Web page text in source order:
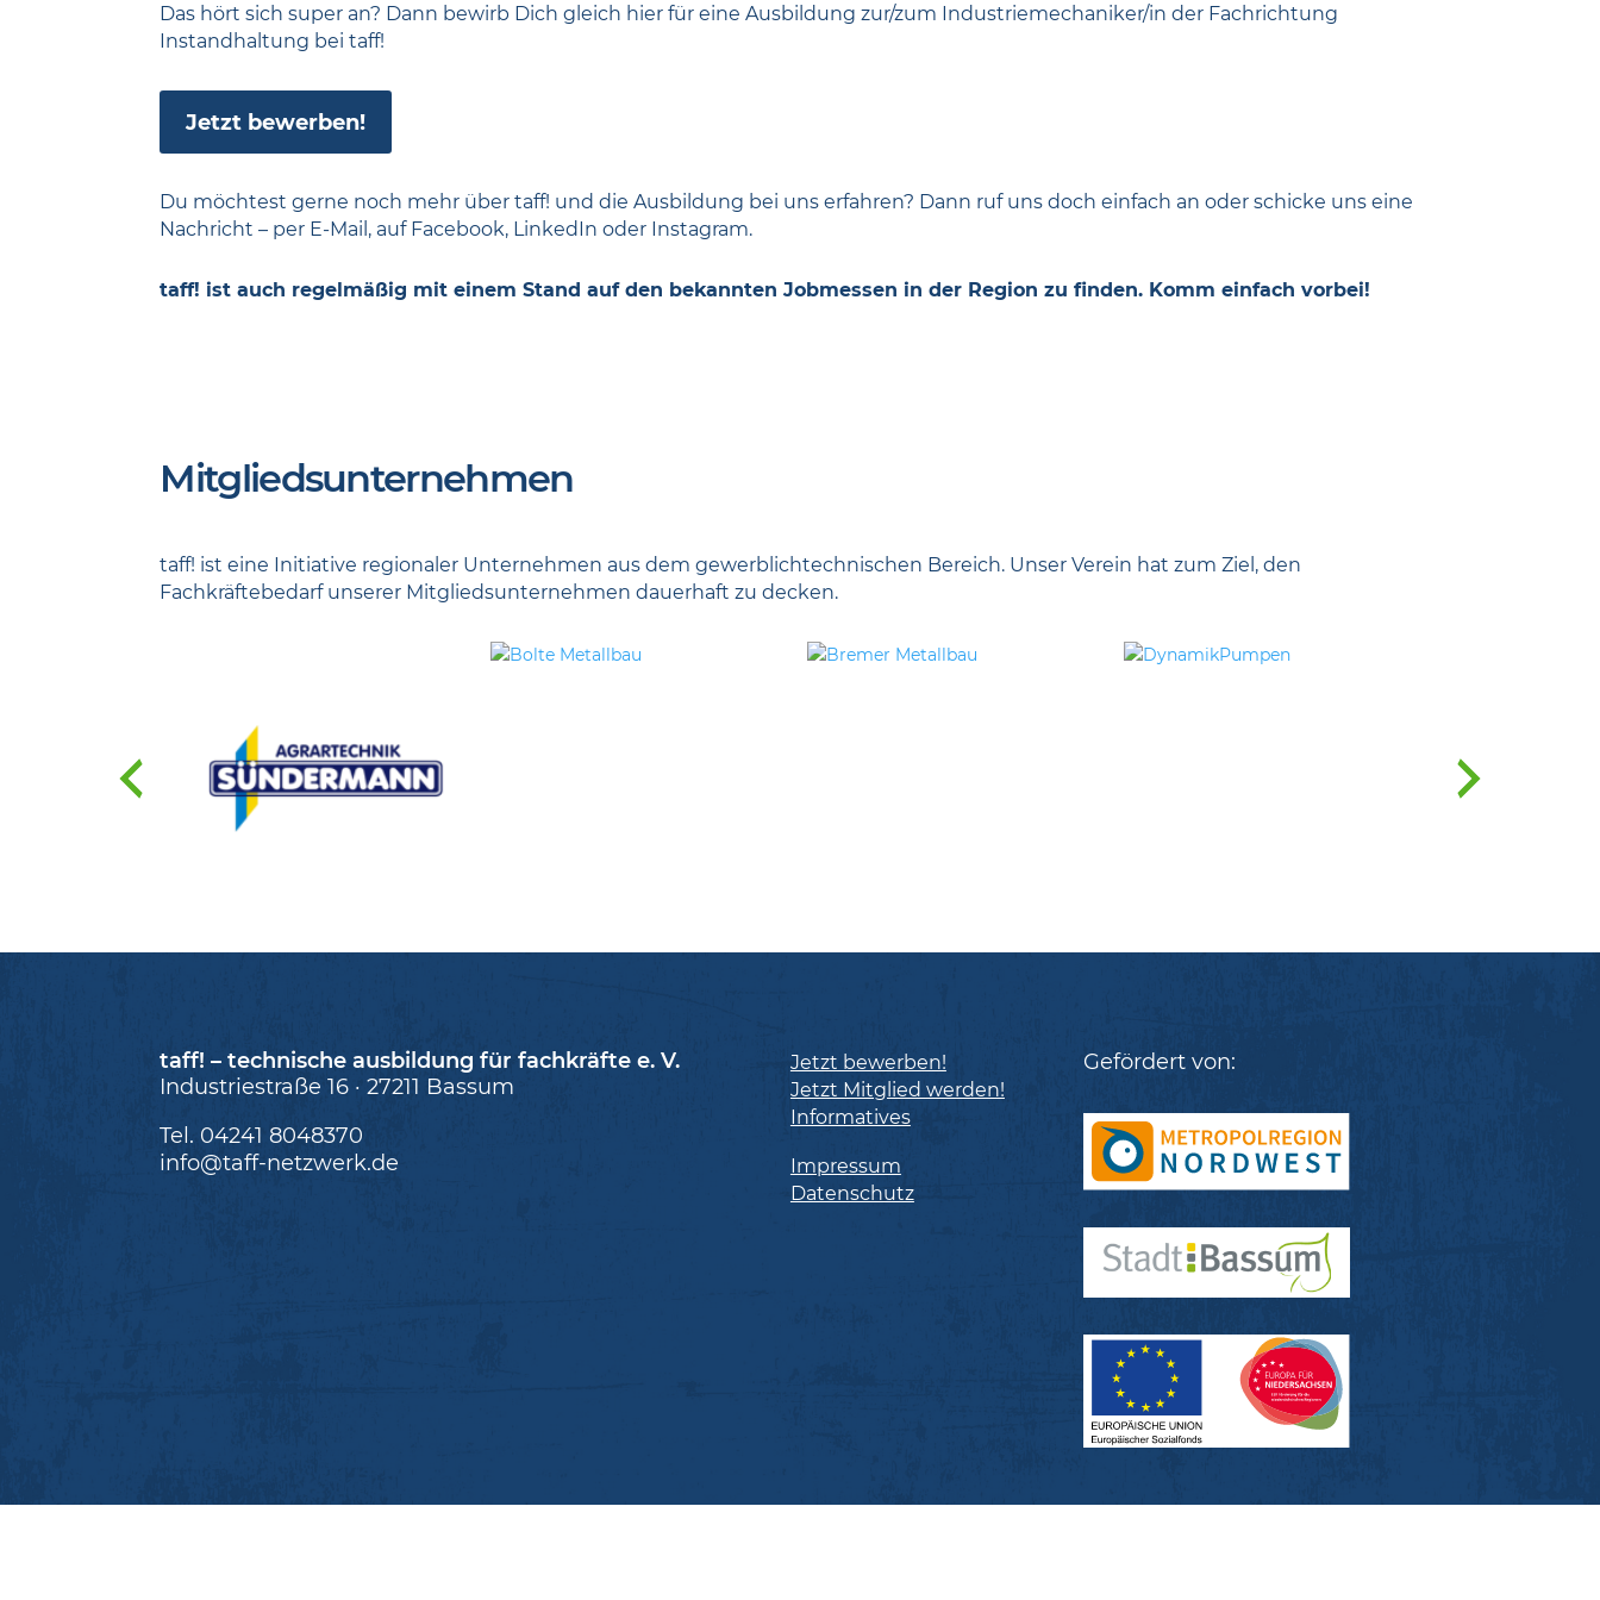
Das hört sich super an? Dann bewirb Dich gleich hier für eine Ausbildung zur/zum Industriemechaniker/in der Fachrichtung
Instandhaltung bei taff!
Jetzt bewerben!
Du möchtest gerne noch mehr über taff! und die Ausbildung bei uns erfahren? Dann ruf uns doch einfach an oder schicke uns eine
Nachricht – per E-Mail, auf Facebook, LinkedIn oder Instagram.
taff! ist auch regelmäßig mit einem Stand auf den bekannten Jobmessen in der Region zu finden. Komm einfach vorbei!
Mitgliedsunternehmen
taff! ist eine Initiative regionaler Unternehmen aus dem gewerblichtechnischen Bereich. Unser Verein hat zum Ziel, den
Fachkräftebedarf unserer Mitgliedsunternehmen dauerhaft zu decken.
taff! – technische ausbildung für fachkräfte e. V.
Industriestraße 16 · 27211 Bassum
Tel. 04241 8048370
info@taff-netzwerk.de
Jetzt bewerben!
Jetzt Mitglied werden!
Informatives
Impressum
Datenschutz
Gefördert von: